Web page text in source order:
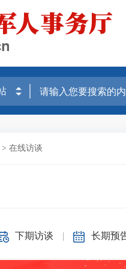
>在线访谈
下期访谈 | 长期预